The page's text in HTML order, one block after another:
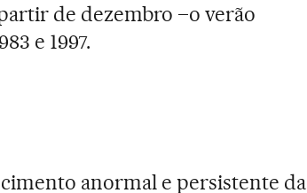
de dezembro –o verão
e 1997.
anormal e persistente da